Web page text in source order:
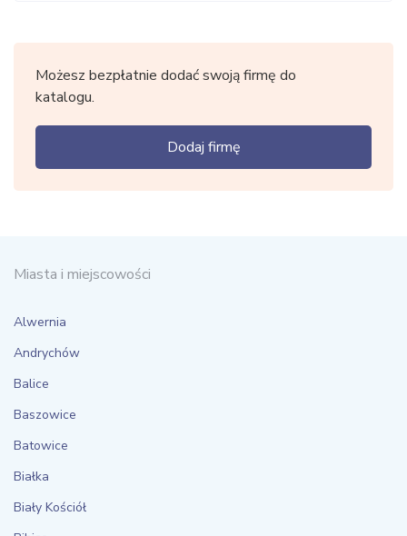
Możesz bezpłatnie dodać swoją firmę do
katalogu.
Dodaj firmę
Miasta i miejscowości
Alwernia
Andrychów
Balice
Baszowice
Batowice
Białka
Biały Kościół